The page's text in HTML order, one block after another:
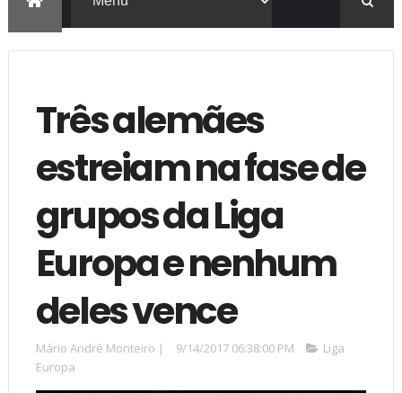
Três alemães
estreiam na fase de
grupos da Liga
Europa e nenhum
deles vence
Mário André Monteiro | 9/14/2017 06:38:00 PM
Liga
Europa